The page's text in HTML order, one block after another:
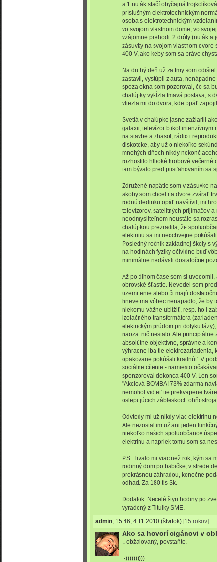
a 1 nulák stačí obyčajná
príslušným elektrotechnickým
osoba s elektrotechnickým
vo svojom vlastnom dome, vo
vzájomne prehodil 2 drôty (nulák a
zásuvky na svojom vlastnom dvore
400 V, ako keby som sa práve
Na druhý deň už za tmy som
zastavil, vystúpil z auta,
spoza okna som pozoroval, čo sa
chalúpky vykĺzla tmavá postava, s
vliezla mi do dvora, kde opäť
Svetlá v chalúpke jasne zažiarili
galaxii, televízor blikol intenzívnym
na stavbe a zhasol, rádio i
diskotéke, aby už o niekoľko
mnohých dňoch nikdy
rozhostilo hlboké hrobové večerné
tam bývalo pred prisťahovaním sa
Združené napätie som v zásuvke
akoby som chcel na dvore zvárať
rodnú dedinku opäť navštívil, mi
televízorov, satelitných prijímačov a
neodmysliteľnom neustále sa
chalúpkou prezradila, že
elektrinu sa mi neochvejne
Posledný ročník základnej školy s
na hodinách fyziky očividne buď
minimálne nedávali dostatočne
Až po dlhom čase som si uvedomil,
obrovské šťastie. Nevedel som
uzemnenie alebo či majú
hneve ma vôbec nenapadlo, že by
niekomu vážne ublížiť, resp. ho i
izolačného transformátora
elektrickým prúdom pri dotyku
naozaj nič nestalo. Ale principiálne
absolútne objektívne, správne a
výhradne iba tie elektrozariadenia,
opakovane pokúšali kradnúť. V
sociálne cítenie - namiesto
sponzoroval dokonca 400 V. Len
"Akciová BOMBA! 73% zdarma
nemohol vidieť tie prekvapené
oslepujúcich zábleskoch
Odvtedy mi už nikdy viac elektrinu
Ale nezostal im už ani jeden
niekoľko našich spoluobčanov
elektrinu a napriek tomu som sa
P.S. Trvalo mi viac než rok, kým sa
rodinný dom po babičke, v strede
prekrásnou záhradou, konečne
odhad. Za 180 tis Sk.
Dodatok: Necelé štyri hodiny po
vyradený z Titulky SME.
admin, 15:46, 4.11.2010 (štvrtok) [15 rokov]
Ako sa hovorí cigánovi v
.. obžalovaný, povstaňte.
:-))))))))))